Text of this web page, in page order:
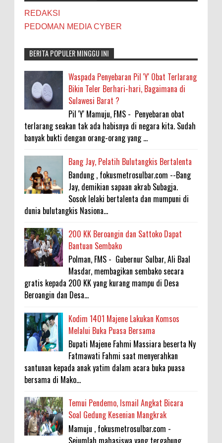
REDAKSI
PEDOMAN MEDIA CYBER
BERITA POPULER MINGGU INI
Waspada Penyebaran Pil 'Y' Obat Terlarang
Bikin Teler Berhari-hari, Bagaimana di
Sulawesi Barat ?
Pil 'Y' Mamuju, FMS - Penyebaran obat
terlarang seakan tak ada habisnya di negara kita. Sudah
banyak bukti dengan orang-orang yang ...
Bang Jay, Pelatih Bulutangkis Bertalenta
Bandung , fokusmetrosulbar.com --Bang
Jay, demikian sapaan akrab Subagja.
Sosok lelaki bertalenta dan mumpuni di
dunia bulutangkis Nasiona...
200 KK Beroangin dan Sattoko Dapat
Bantuan Sembako
Polman, FMS - Gubernur Sulbar, Ali Baal
Masdar, membagikan sembako secara
gratis kepada 200 KK yang kurang mampu di Desa
Beroangin dan Desa...
Kodim 1401 Majene Lakukan Komsos
Melalui Buka Puasa Bersama
Bupati Majene Fahmi Massiara beserta Ny
Fatmawati Fahmi saat menyerahkan
santunan kepada anak yatim dalam acara buka puasa
bersama di Mako...
Temui Pendemo, Ismail Angkat Bicara
Soal Gedung Kesenian Mangkrak
Mamuju , fokusmetrosulbar.com -
Sejumlah mahasiswa yang tergabung